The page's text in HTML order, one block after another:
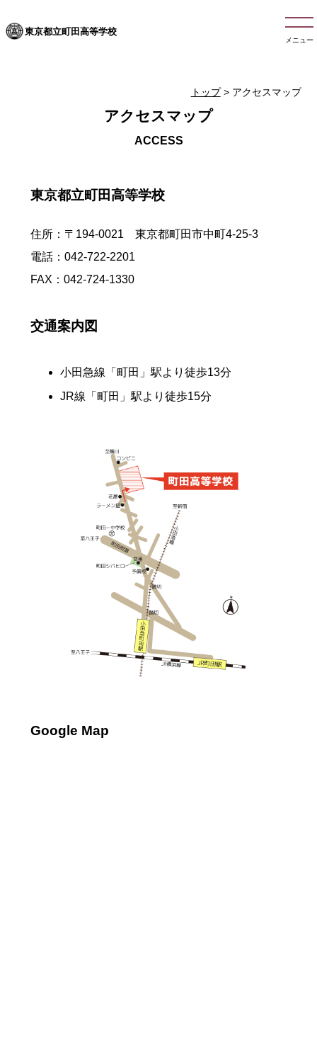
東京都立町田高等学校
メニュー
トップ> アクセスマップ
アクセスマップ
東京都立町田高等学校
住所：〒194-0021 東京都町田市中町4-25-3
電話：042-722-2201
FAX：042-724-1330
交通案内図
小田急線「町田」駅より徒歩13分
JR線「町田」駅より徒歩15分
Google Map